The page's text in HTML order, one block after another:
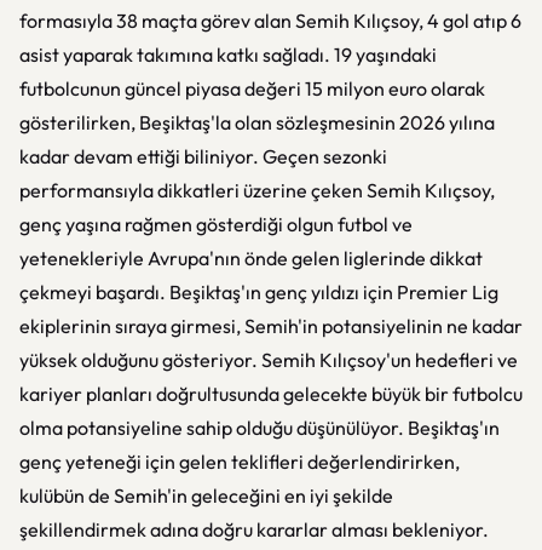
formasıyla 38 maçta görev alan Semih Kılıçsoy, 4 gol atıp 6
asist yaparak takımına katkı sağladı. 19 yaşındaki
futbolcunun güncel piyasa değeri 15 milyon euro olarak
gösterilirken, Beşiktaş'la olan sözleşmesinin 2026 yılına
kadar devam ettiği biliniyor. Geçen sezonki
performansıyla dikkatleri üzerine çeken Semih Kılıçsoy,
genç yaşına rağmen gösterdiği olgun futbol ve
yetenekleriyle Avrupa'nın önde gelen liglerinde dikkat
çekmeyi başardı. Beşiktaş'ın genç yıldızı için Premier Lig
ekiplerinin sıraya girmesi, Semih'in potansiyelinin ne kadar
yüksek olduğunu gösteriyor. Semih Kılıçsoy'un hedefleri ve
kariyer planları doğrultusunda gelecekte büyük bir futbolcu
olma potansiyeline sahip olduğu düşünülüyor. Beşiktaş'ın
genç yeteneği için gelen teklifleri değerlendirirken,
kulübün de Semih'in geleceğini en iyi şekilde
şekillendirmek adına doğru kararlar alması bekleniyor.